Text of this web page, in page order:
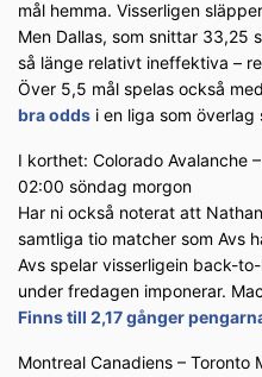
mål hemma. Visserligen
Men Dallas, som snittar 33,25
så länge relativt ineffektiva –
Över 5,5 mål spelas också
bra odds i en liga som
I korthet: Colorado Avalanche
02:00 söndag morgon
Har ni också noterat att
samtliga tio matcher som Avs
Avs spelar visserligein back-
under fredagen imponerar.
Finns till 2,17 gånger
Montreal Canadiens – Toronto